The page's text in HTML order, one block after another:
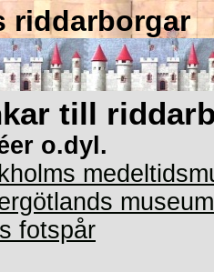
riddarborgar
till
o.dyl.
fotspår